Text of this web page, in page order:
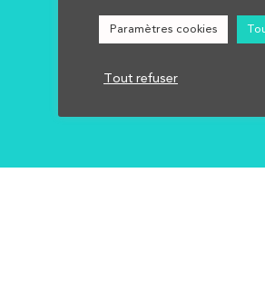
Réglementation
Mentions légales
Paramètres cookies
Tout refuser